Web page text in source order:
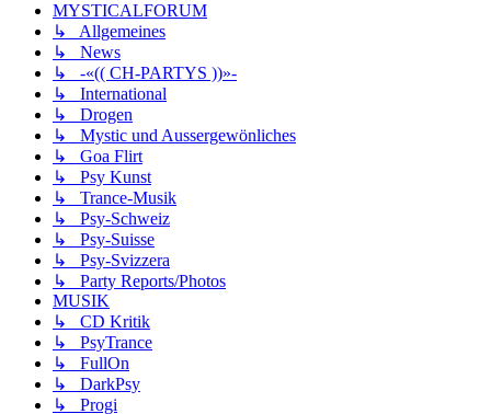
MYSTICALFORUM
↳ Allgemeines
↳ News
↳ -«(( CH-PARTYS ))»-
↳ International
↳ Drogen
↳ Mystic und Aussergewönliches
↳ Goa Flirt
↳ Psy Kunst
↳ Trance-Musik
↳ Psy-Schweiz
↳ Psy-Suisse
↳ Psy-Svizzera
↳ Party Reports/Photos
MUSIK
↳ CD Kritik
↳ PsyTrance
↳ FullOn
↳ DarkPsy
↳ Progi